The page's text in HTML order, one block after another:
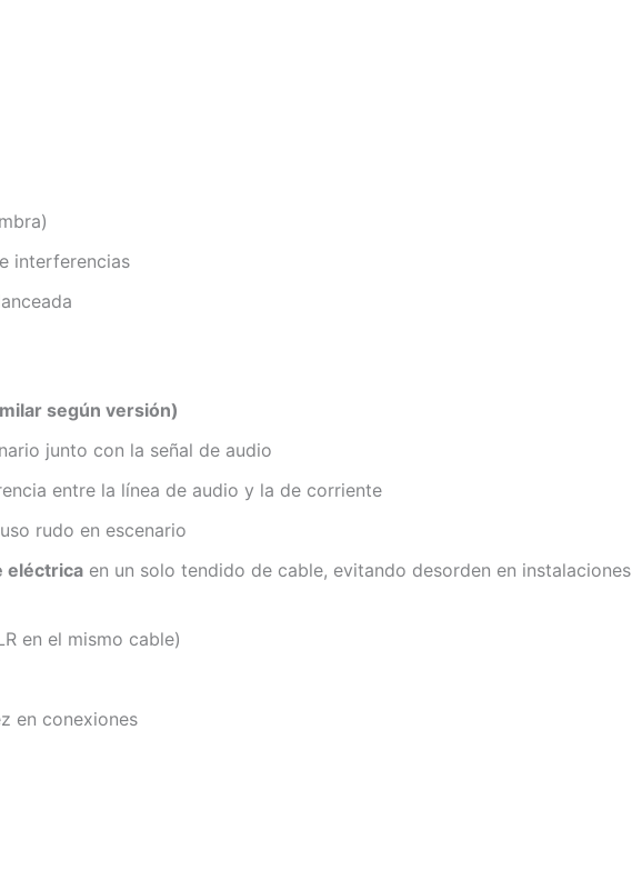
interferencias
según versión)
junto con la señal de audio
entre la línea de audio y la de corriente
rudo en escenario
eléctrica en un solo tendido de cable, evitando desorden en instalaciones
en el mismo cable)
en conexiones